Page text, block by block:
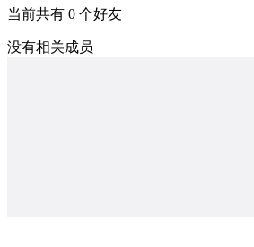
当前共有 0 个好友
没有相关成员